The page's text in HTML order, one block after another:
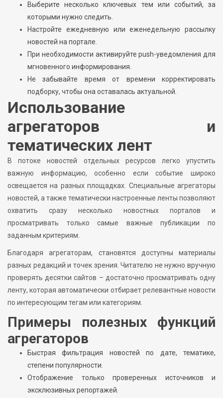
Выберите несколько ключевых тем или событий, за
которыми нужно следить.
Настройте ежедневную или еженедельную рассылку
новостей на портале.
При необходимости активируйте push-уведомления для
мгновенного информирования.
Не забывайте время от времени корректировать
подборку, чтобы она оставалась актуальной.
Использование
агрегаторов и
тематических лент
В потоке новостей отдельных ресурсов легко упустить
важную информацию, особенно если событие широко
освещается на разных площадках. Специальные агрегаторы
новостей, а также тематически настроенные ленты позволяют
охватить сразу несколько новостных порталов и
просматривать только самые важные публикации по
заданным критериям.
Благодаря агрегаторам, становятся доступны материалы
разных редакций и точек зрения. Читателю не нужно вручную
проверять десятки сайтов – достаточно просматривать одну
ленту, которая автоматически отбирает релевантные новости
по интересующим тегам или категориям.
Примеры полезных функций
агрегаторов
Быстрая фильтрация новостей по дате, тематике,
степени популярности.
Отображение только проверенных источников и
эксклюзивных репортажей.